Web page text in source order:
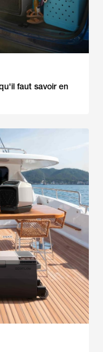
faut savoir en